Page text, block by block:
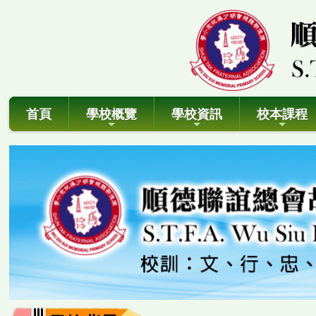
首頁 學校概覽 學校資訊 校本課程